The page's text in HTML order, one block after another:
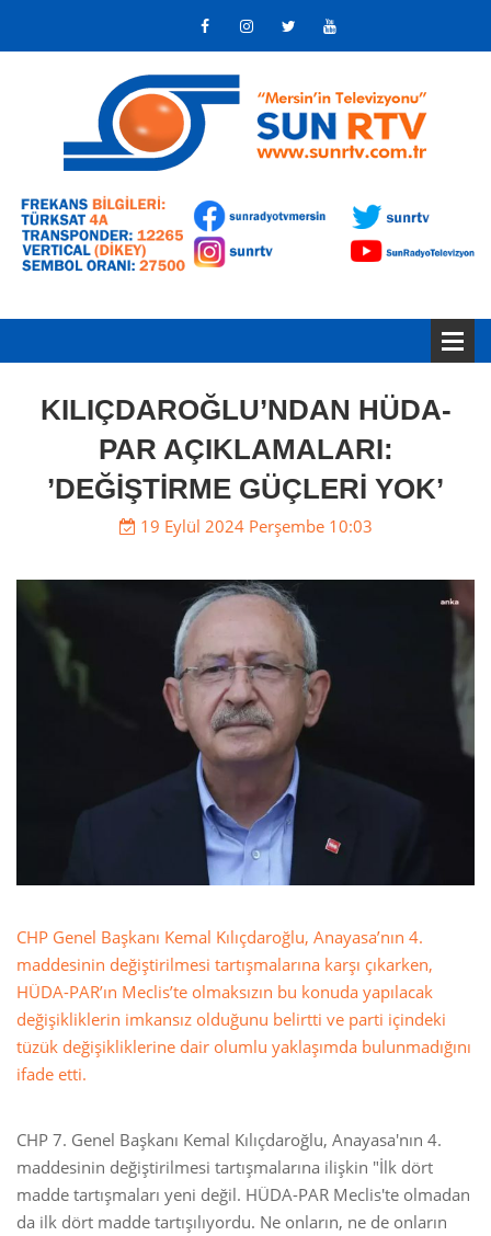
KILIÇDAROĞLU’NDAN HÜDA-
PAR AÇIKLAMALARI:
’DEĞİŞTİRME GÜÇLERİ YOK’
19 Eylül 2024 Perşembe 10:03
CHP Genel Başkanı Kemal Kılıçdaroğlu, Anayasa’nın 4.
maddesinin değiştirilmesi tartışmalarına karşı çıkarken,
HÜDA-PAR’ın Meclis’te olmaksızın bu konuda yapılacak
değişikliklerin imkansız olduğunu belirtti ve parti içindeki
tüzük değişikliklerine dair olumlu yaklaşımda bulunmadığını
ifade etti.
CHP 7. Genel Başkanı Kemal Kılıçdaroğlu, Anayasa'nın 4.
maddesinin değiştirilmesi tartışmalarına ilişkin "İlk dört
madde tartışmaları yeni değil. HÜDA-PAR Meclis'te olmadan
da ilk dört madde tartışılıyordu. Ne onların, ne de onların